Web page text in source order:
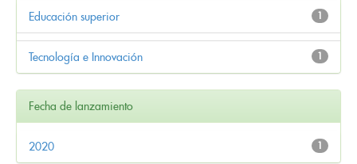
1
Educación superior
1
Tecnología e Innovación
Fecha de lanzamiento
1
2020